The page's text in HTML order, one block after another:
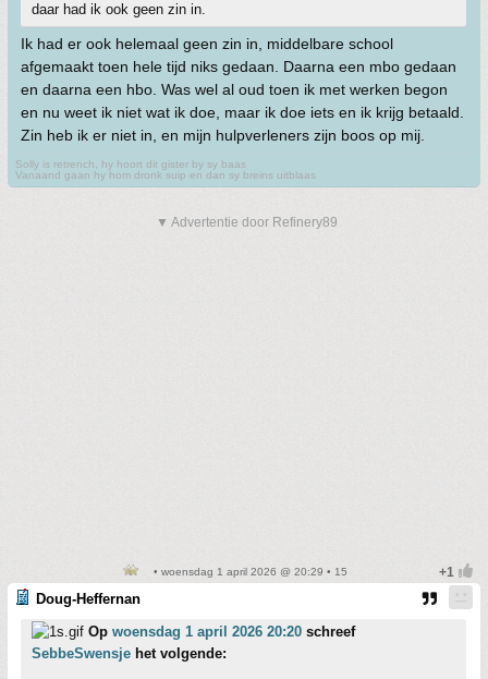
daar had ik ook geen zin in.
Ik had er ook helemaal geen zin in, middelbare school
afgemaakt toen hele tijd niks gedaan. Daarna een mbo gedaan
en daarna een hbo. Was wel al oud toen ik met werken begon
en nu weet ik niet wat ik doe, maar ik doe iets en ik krijg betaald.
Zin heb ik er niet in, en mijn hulpverleners zijn boos op mij.
Solly is retrench, hy hoort dit gister by sy baas
Vanaand gaan hy hom dronk suip en dan sy breins uitblaas
▼ Advertentie door Refinery89
• woensdag 1 april 2026 @ 20:29 • 15
Doug-Heffernan
Op woensdag 1 april 2026 20:20 schreef
SebbeSwensje het volgende: